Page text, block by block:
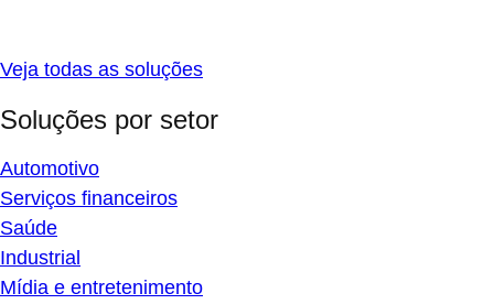
Veja todas as soluções
Soluções por setor
Automotivo
Serviços financeiros
Saúde
Industrial
Mídia e entretenimento